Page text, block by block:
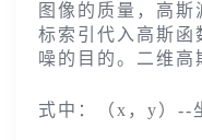
图像的质量，高
标索引代入高斯函
噪的目的。二维高
式中：（x，y）--